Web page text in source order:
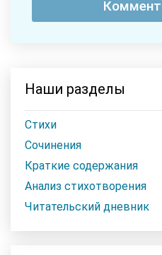
Наши разделы
Стихи
Сочинения
Краткие содержания
Анализ стихотворения
Читательский дневник